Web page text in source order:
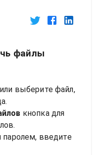
файлы
выберите файл,
кнопка для
введите